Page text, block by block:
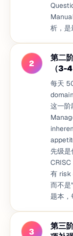
析，是
2
第二
（3-4
每天
这一阶
先级
有 risk
而不是
题本，
3
第三